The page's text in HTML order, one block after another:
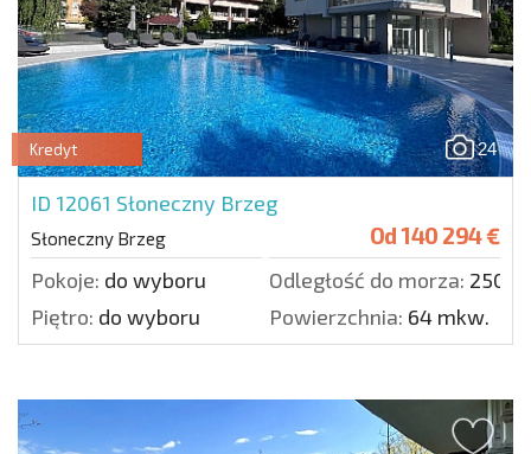
24
Kredyt
ID 12061 Słoneczny Brzeg
Słoneczny Brzeg Od140 294 €
Pokoje: do wyboru Odległość do morza: 250
Piętro: do wyboru Powierzchnia: 64 mkw.